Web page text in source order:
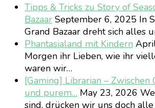
Tipps & Tricks zu Story of
Bazaar September 6, 2025 In
Grand Bazaar dreht sich alles
Phantasialand mit Kindern
Morgen ihr Lieben, wie ihr
waren wir…
[Gaming] Librarian – Zwischen
und purem… May 23, 2026
sind, drücken wir uns doch